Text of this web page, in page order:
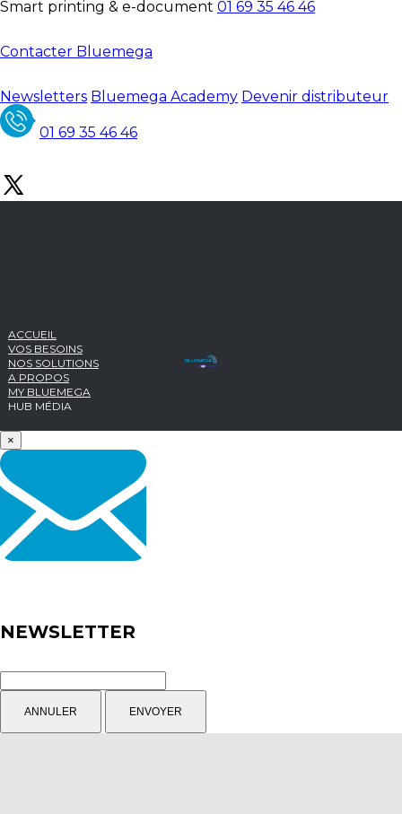
Smart printing & e-document 01 69 35 46 46
Contacter Bluemega
Newsletters Bluemega Academy Devenir distributeur
01 69 35 46 46
ACCUEIL
VOS BESOINS
NOS SOLUTIONS
A PROPOS
MY BLUEMEGA
HUB MÉDIA
×
NEWSLETTER